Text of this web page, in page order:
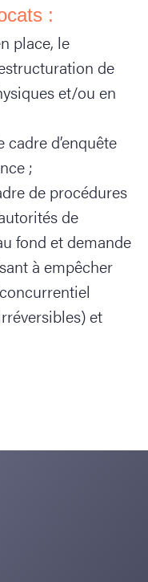
:
place, le
de
et/ou en
d’enquête
;
de procédures
de
fond et demande
à empêcher
et